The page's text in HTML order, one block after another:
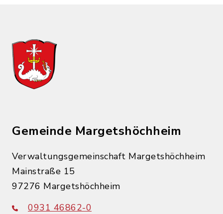
Gemeinde Margetshöchheim
Verwaltungsgemeinschaft Margetshöchheim
Mainstraße 15
97276 Margetshöchheim
0931 46862-0